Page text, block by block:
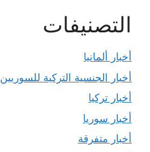
التصنيفات
أخبار ألمانيا
أخبار الجنسية التركية للسوريين
أخبار تركيا
أخبار سوريا
أخبار متفرقة